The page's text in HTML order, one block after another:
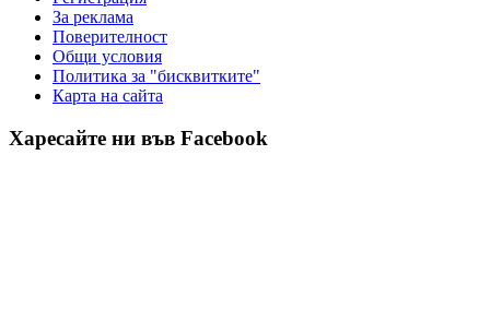
За реклама
Πoвepитeлнocт
Общи условия
Политика за "бисквитките"
Карта на сайта
Харесайте ни във Facebook